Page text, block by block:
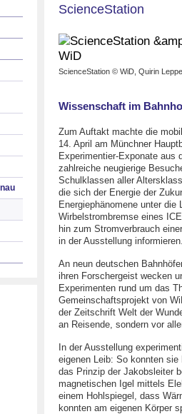
ScienceStation
ScienceStation © WiD, Quirin
Wissenschaft im
Zum Auftakt machte die
14. April am Münchner
Experimentier-Exponate aus
zahlreiche neugierige
Schulklassen aller
die sich der Energie der
Energiephänomene unter
Wirbelstrombremse eines
hin zum Stromverbrauch
in der Ausstellung
An neun deutschen
ihren Forschergeist wecken
Experimenten rund um das
Gemeinschaftsprojekt von
der Zeitschrift Welt der
an Reisende, sondern vor
In der Ausstellung
eigenen Leib: So konnten
das Prinzip der Jakobsleiter
magnetischen Igel mittels
einem Hohlspiegel, dass
konnten am eigenen Körper